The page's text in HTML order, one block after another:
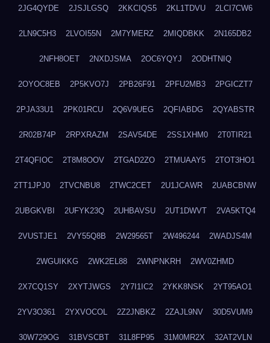
2JG4QYDE 2JSJLGSQ 2KKCIQS5 2KL1TDVU 2LCI7CW6
2LN9C5H3 2LVOI55N 2M7YMERZ 2MIQDBKK 2N165DB2
2NFH8OET 2NXDJSMA 2OC6YQYJ 2ODHTNIQ
2OYOC8EB 2P5KVO7J 2PB26F91 2PFU2MB3 2PGICZT7
2PJA33U1 2PK01RCU 2Q6V9UEG 2QFIABDG 2QYABSTR
2R02B74P 2RPXRAZM 2SAV54DE 2SS1XHM0 2T0TIR21
2T4QFIOC 2T8M8OOV 2TGAD2ZO 2TMUAAY5 2TOT3HO1
2TT1JPJ0 2TVCNBU8 2TWC2CET 2U1JCAWR 2UABCBNW
2UBGKVBI 2UFYK23Q 2UHBAVSU 2UT1DWVT 2VA5KTQ4
2VUSTJE1 2VY55Q8B 2W29565T 2W496244 2WADJS4M
2WGUIKKG 2WK2EL88 2WNPNKRH 2WV0ZHMD
2X7CQ1SY 2XYTJWGS 2Y7I1IC2 2YKK8NSK 2YT95AO1
2YV3O361 2YXVOCOL 2Z2JNBKZ 2ZAJL9NV 30D5VUM9
30W729OG 31BVSCBT 31L8FP95 31M0MR2X 32AT2VLN